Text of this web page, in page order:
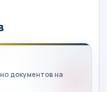
документов на